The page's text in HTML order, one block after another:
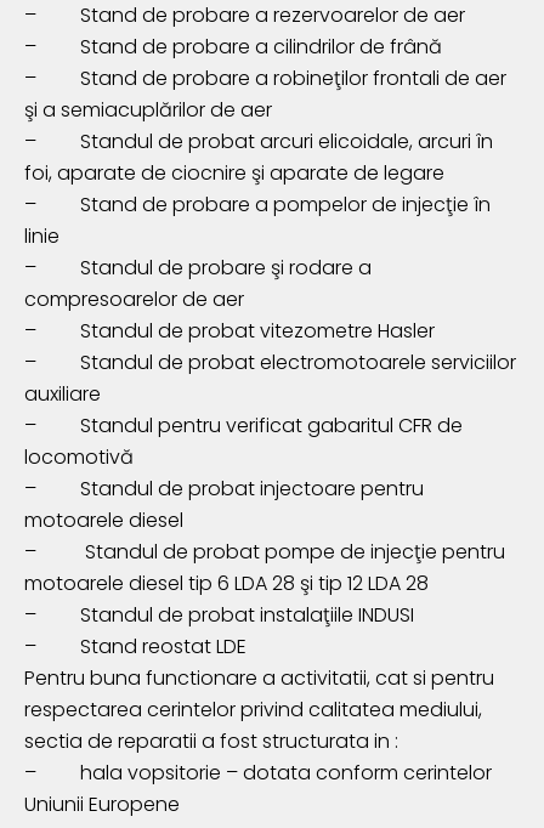
– Stand de probare a rezervoarelor de aer
– Stand de probare a cilindrilor de frână
– Stand de probare a robineţilor frontali de aer
şi a semiacuplărilor de aer
– Standul de probat arcuri elicoidale, arcuri în
foi, aparate de ciocnire şi aparate de legare
– Stand de probare a pompelor de injecţie în
linie
– Standul de probare şi rodare a
compresoarelor de aer
– Standul de probat vitezometre Hasler
– Standul de probat electromotoarele serviciilor
auxiliare
– Standul pentru verificat gabaritul CFR de
locomotivă
– Standul de probat injectoare pentru
motoarele diesel
–
Standul de probat pompe de injecţie pentru
motoarele diesel tip 6 LDA 28 şi tip 12 LDA 28
– Standul de probat instalaţiile INDUSI
– Stand reostat LDE
Pentru buna functionare a activitatii, cat si pentru
respectarea cerintelor privind calitatea mediului,
sectia de reparatii a fost structurata in :
– hala vopsitorie – dotata conform cerintelor
Uniunii Europene